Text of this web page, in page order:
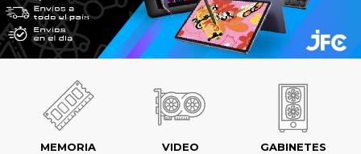
MEMORIA VIDEO GABINETES